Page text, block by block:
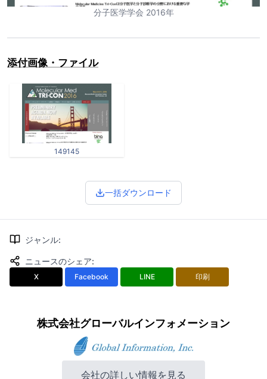
分子医学学会 2016年
添付画像・ファイル
149145
一括ダウンロード
ジャンル:
ニュースのシェア:
X Facebook LINE 印刷
株式会社グローバルインフォメーション
会社の詳しい情報を見る